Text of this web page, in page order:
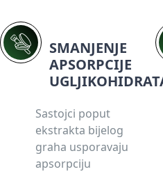
SMANJENJE
APSORPCIJE
Sastojci poput
ekstrakta bijelog
graha usporavaju
apsorpciju